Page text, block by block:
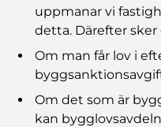
uppmanar vi
detta. Därefter
Om man får lov i
Om det som är
kan